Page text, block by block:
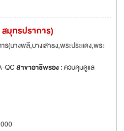
สมุทรปราการ)
ร(บางพลี,บางเสาธง,พระประแดง,พระ
QCสาขาอาชีพรอง :ควบคุมดูแล